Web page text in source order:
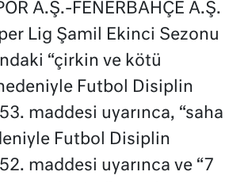
A.Ş.-FENERBAHÇE A.Ş.
Lig Şamil Ekinci Sezonu
“çirkin ve kötü
Futbol Disiplin
53. maddesi uyarınca, “saha
Futbol Disiplin
52. maddesi uyarınca ve “7